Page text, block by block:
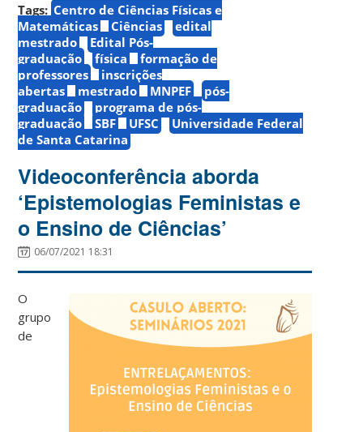
Tags: Centro de Ciências Físicas e
Matemáticas
Ciências
edital
mestrado
Edital Pós-
graduação
física
formação de
professores
inscrições
abertas
mestrado MNPEF
pós-
graduação
programa de pós-
graduação
SBF UFSC
Universidade Federal
de Santa Catarina
Videoconferência aborda
‘Epistemologias Feministas e
o Ensino de Ciências’
06/07/2021 18:31
O
grupo
de